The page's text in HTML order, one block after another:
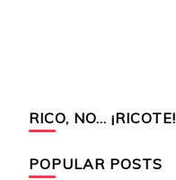
RICO, NO… ¡RICOTE!
POPULAR POSTS